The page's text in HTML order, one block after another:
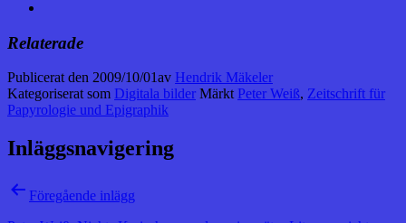
Relaterade
Publicerat den 2009/10/01av Hendrik Mäkeler
Kategoriserat som Digitala bilder Märkt Peter Weiß, Zeitschrift für
Papyrologie und Epigraphik
Inläggsnavigering
Föregående inlägg